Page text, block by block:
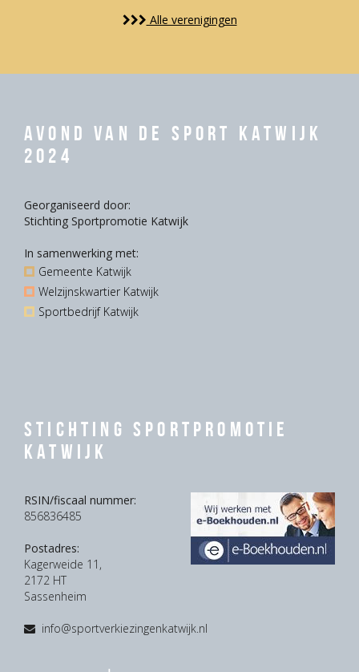
Alle verenigingen
Avond van de Sport Katwijk
2024
Georganiseerd door:
Stichting Sportpromotie Katwijk
In samenwerking met:
Gemeente Katwijk
Welzijnskwartier Katwijk
Sportbedrijf Katwijk
Stichting Sportpromotie
Katwijk
RSIN/fiscaal nummer:
856836485
Postadres:
Kagerweide 11,
2172 HT
Sassenheim
info@sportverkiezingenkatwijk.nl